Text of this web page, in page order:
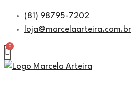
Pular
para
o
conteúdo
(81) 98795-7202
loja@marcelaarteira.com.br